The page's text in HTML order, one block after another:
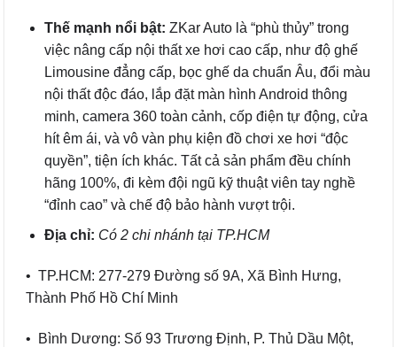
Thế mạnh nổi bật: ZKar Auto là “phù thủy” trong
việc nâng cấp nội thất xe hơi cao cấp, như độ ghế
Limousine đẳng cấp, bọc ghế da chuẩn Âu, đổi màu
nội thất độc đáo, lắp đặt màn hình Android thông
minh, camera 360 toàn cảnh, cốp điện tự động, cửa
hít êm ái, và vô vàn phụ kiện đồ chơi xe hơi “độc
quyền”, tiện ích khác. Tất cả sản phẩm đều chính
hãng 100%, đi kèm đội ngũ kỹ thuật viên tay nghề
“đỉnh cao” và chế độ bảo hành vượt trội.
Địa chỉ: Có 2 chi nhánh tại TP.HCM
• TP.HCM: 277-279 Đường số 9A, Xã Bình Hưng,
Thành Phố Hồ Chí Minh
• Bình Dương: Số 93 Trương Định, P. Thủ Dầu Một,